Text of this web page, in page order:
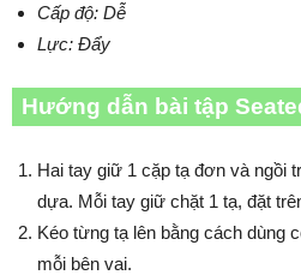
Cấp độ: Dễ
Lực: Đẩy
Hướng dẫn bài tập
Hai tay giữ 1 cặp tạ đơn và ngồi
dựa. Mỗi tay giữ chặt 1 tạ, đặt
Kéo từng tạ lên bằng cách dùng
mỗi bên vai.